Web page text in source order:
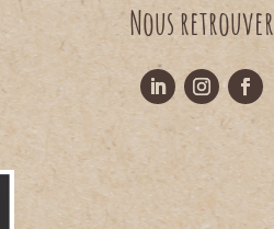
Nous retrouver